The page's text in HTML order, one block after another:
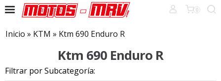
0
Inicio » KTM » Ktm 690 Enduro R
Ktm 690 Enduro R
Filtrar por Subcategoría: